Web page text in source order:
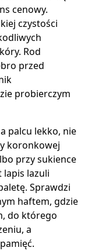
cenowy.
czystości
Rod
przed
probierczym
palcu lekko, nie
koronkowej
przy sukience
lazuli
Sprawdzi
haftem, gdzie
do którego
a